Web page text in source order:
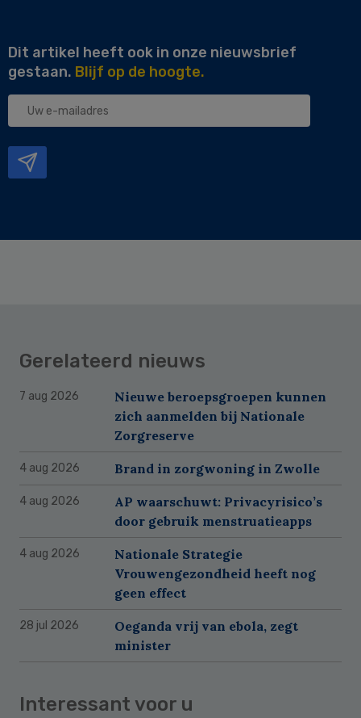
Dit artikel heeft ook in onze nieuwsbrief
gestaan. Blijf op de hoogte.
Uw
Gerelateerd nieuws
7 aug 2026
Nieuwe beroepsgroepen kunnen
zich aanmelden bij Nationale
Zorgreserve
4 aug 2026 Brand in zorgwoning in Zwolle
4 aug 2026
AP waarschuwt: Privacyrisico’s
door gebruik menstruatieapps
4 aug 2026
Nationale Strategie
Vrouwengezondheid heeft nog
geen effect
28 jul 2026
Oeganda vrij van ebola, zegt
minister
Interessant voor u